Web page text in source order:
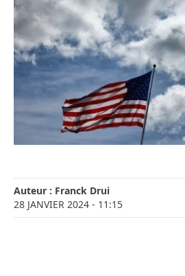
Auteur : Franck Drui
28 JANVIER 2024 - 11:15